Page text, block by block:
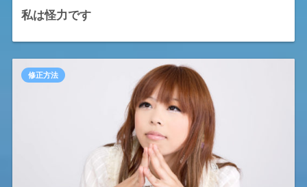
私は怪力です
修正方法